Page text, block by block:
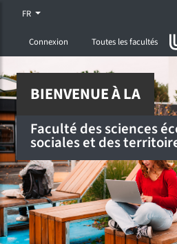
Accéder au menu principal
Accéder à la recherche
Accéder au pied de page
FR
Connexion Toutes les facultés
menu
BIENVENUE À LA
Faculté des sciences
sociales et des